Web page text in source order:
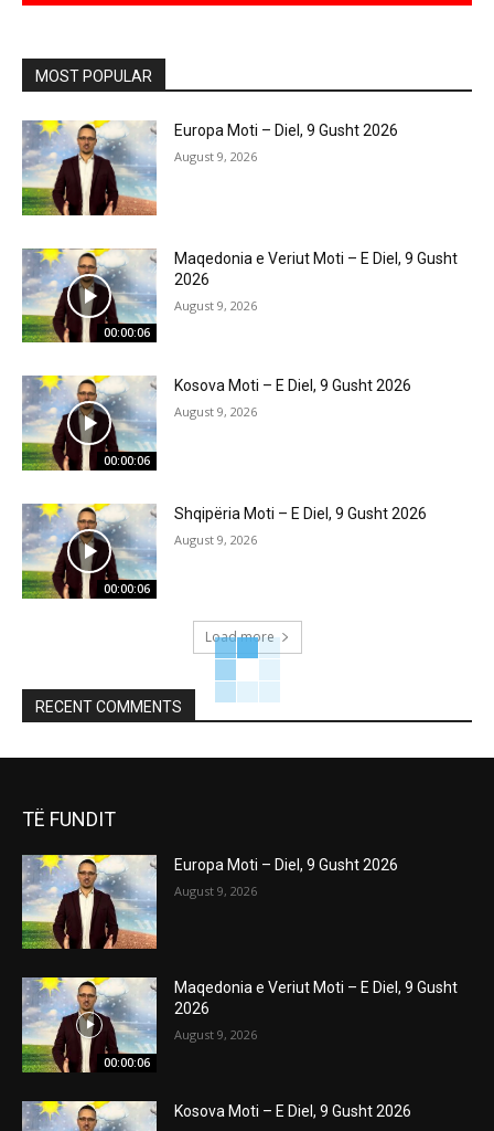
MOST POPULAR
Europa Moti – Diel, 9 Gusht 2026
August 9, 2026
00:00:06
Maqedonia e Veriut Moti – E Diel, 9 Gusht
2026
August 9, 2026
00:00:06
Kosova Moti – E Diel, 9 Gusht 2026
August 9, 2026
00:00:06
Shqipëria Moti – E Diel, 9 Gusht 2026
August 9, 2026
Load more
RECENT COMMENTS
TË FUNDIT
Europa Moti – Diel, 9 Gusht 2026
August 9, 2026
00:00:06
Maqedonia e Veriut Moti – E Diel, 9 Gusht
2026
August 9, 2026
Kosova Moti – E Diel, 9 Gusht 2026